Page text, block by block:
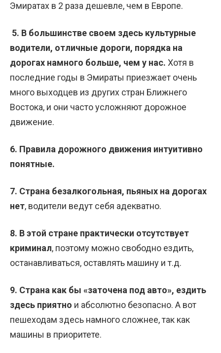
Эмиратах в 2 раза дешевле, чем в Европе.
5. В большинстве своем здесь культурные
водители, отличные дороги, порядка на
дорогах намного больше, чем у нас. Хотя в
последние годы в Эмираты приезжает очень
много выходцев из других стран Ближнего
Востока, и они часто усложняют дорожное
движение.
6. Правила дорожного движения интуитивно
понятные.
7. Страна безалкогольная, пьяных на дорогах
нет, водители ведут себя адекватно.
8. В этой стране практически отсутствует
криминал, поэтому можно свободно ездить,
останавливаться, оставлять машину и т.д.
9. Страна как бы «заточена под авто», ездить
здесь приятно и абсолютно безопасно. А вот
пешеходам здесь намного сложнее, так как
машины в приоритете.